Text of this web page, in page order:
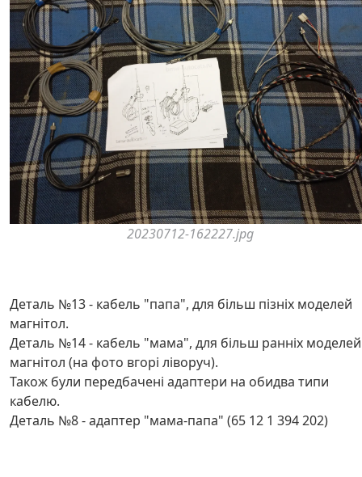
20230712-162227.jpg
Деталь №13 - кабель "папа", для більш пізніх моделей
магнітол.
Деталь №14 - кабель "мама", для більш ранніх моделей
магнітол (на фото вгорі ліворуч).
Також були передбачені адаптери на обидва типи
кабелю.
Деталь №8 - адаптер "мама-папа" (65 12 1 394 202)